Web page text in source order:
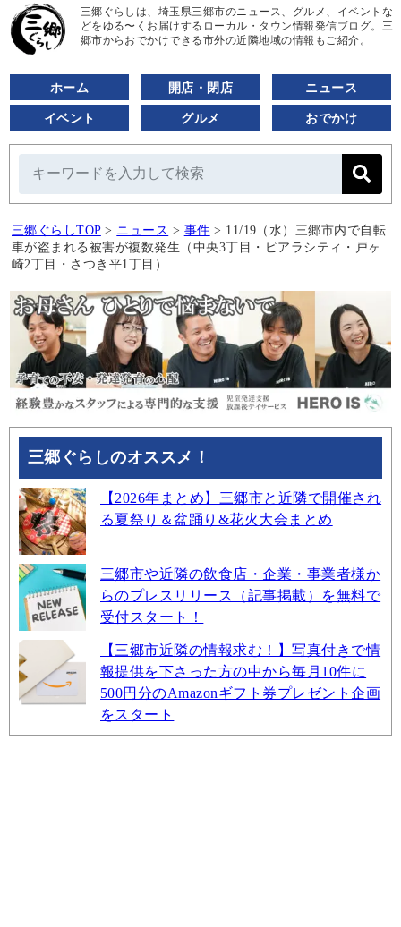
三郷ぐらしは、埼玉県三郷市のニュース、グルメ、イベントな
どをゆる〜くお届けするローカル・タウン情報発信ブログ。三
郷市からおでかけできる市外の近隣地域の情報もご紹介。
ホーム 開店・閉店 ニュース
イベント グルメ おでかけ
三郷ぐらしTOP > ニュース > 事件 > 11/19（水）三郷市内で自転
車が盗まれる被害が複数発生（中央3丁目・ピアラシティ・戸ヶ
崎2丁目・さつき平1丁目）
三郷ぐらしのオススメ！
【2026年まとめ】三郷市と近隣で開催され
る夏祭り＆盆踊り&花火大会まとめ
三郷市や近隣の飲食店・企業・事業者様か
らのプレスリリース（記事掲載）を無料で
受付スタート！
【三郷市近隣の情報求む！】写真付きで情
報提供を下さった方の中から毎月10件に
500円分のAmazonギフト券プレゼント企画
をスタート